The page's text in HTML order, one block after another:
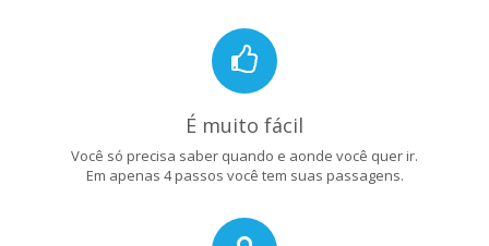
É muito fácil
Você só precisa saber quando e aonde você quer ir.
Em apenas 4 passos você tem suas passagens.